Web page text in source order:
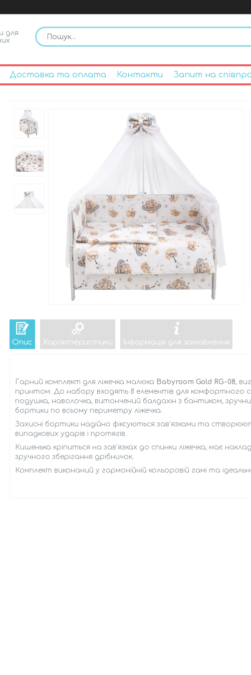
для
Доставка та оплата Контакти Запит на
Опис Характеристики Інформація для замовлення
Гарний комплект для ліжечка малюка Babyroom Gold RG-08,
принтом. До набору входять 8 елементів для комфортного
подушка, наволочка, витончений балдахін з бантиком,
бортики по всьому периметру ліжечка.
Захисні бортики надійно фіксуються зав’язками та
випадкових ударів і протягів.
Кишенька кріпиться на зав’язках до спинки ліжечка, має
зручного зберігання дрібничок.
Комплект виконаний у гармонійній кольоровій гамі та